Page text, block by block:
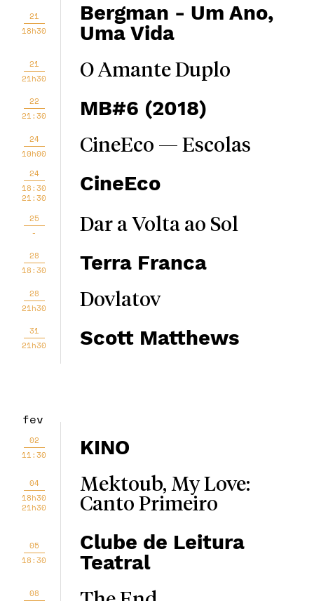
21
18h30
Bergman - Um Ano,
Uma Vida
21
21h30
O Amante Duplo
22
21:30
MB#6 (2018)
24
10h00
CineEco — Escolas
24
18:30
21:30
CineEco
25
-
Dar a Volta ao Sol
28
18:30
Terra Franca
28
21h30
Dovlatov
31
21h30
Scott Matthews
fev
02
11:30
KINO
04
18h30
21h30
Mektoub, My Love:
Canto Primeiro
05
18:30
Clube de Leitura
Teatral
08